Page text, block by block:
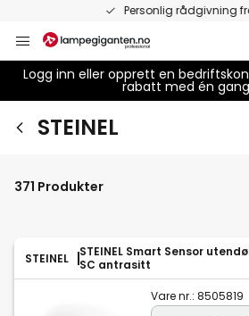
Eksklusivt for
til
innhold
Logg inn eller opprett en
rabatt med én
STEINEL
STEINEL
STEINEL Smart Sensor
SC antrasitt
Vare nr.: 8505819
371 Produkter